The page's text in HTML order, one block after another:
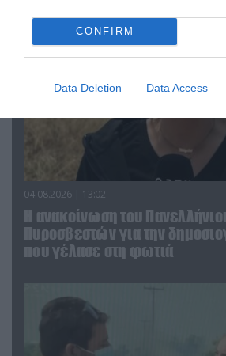
CONFIRM
Data Deletion Data Access
04.08.2026 | 13:02
Η ανακοίνωση του
Πυροσβεστών για την
που γέλασε στη φωτιά